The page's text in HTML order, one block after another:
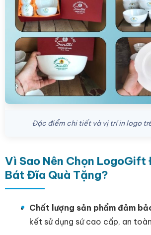
Đặc điểm chi tiết và vị trí in logo
Vì Sao Nên Chọn
Bát Đĩa Quà Tặng?
Chất lượng sản phẩm đảm
kết sử dụng sứ cao cấp, an